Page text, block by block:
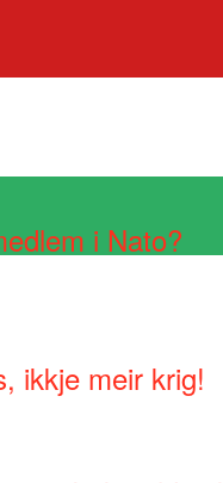
i Nato?
ikkje meir krig!